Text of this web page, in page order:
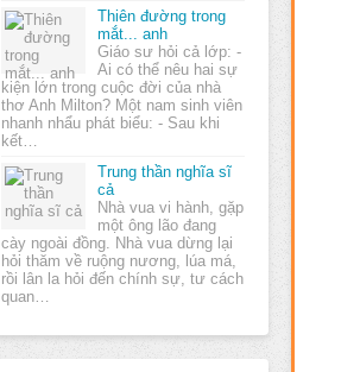
Thiên đường trong
mắt... anh
Giáo sư hỏi cả lớp: -
Ai có thể nêu hai sự
kiện lớn trong cuộc đời của nhà
thơ Anh Milton? Một nam sinh viên
nhanh nhẩu phát biểu: - Sau khi
kết…
Trung thần nghĩa sĩ
cả
Nhà vua vi hành, gặp
một ông lão đang
cày ngoài đồng. Nhà vua dừng lại
hỏi thăm về ruộng nương, lúa má,
rồi lân la hỏi đến chính sự, tư cách
quan…